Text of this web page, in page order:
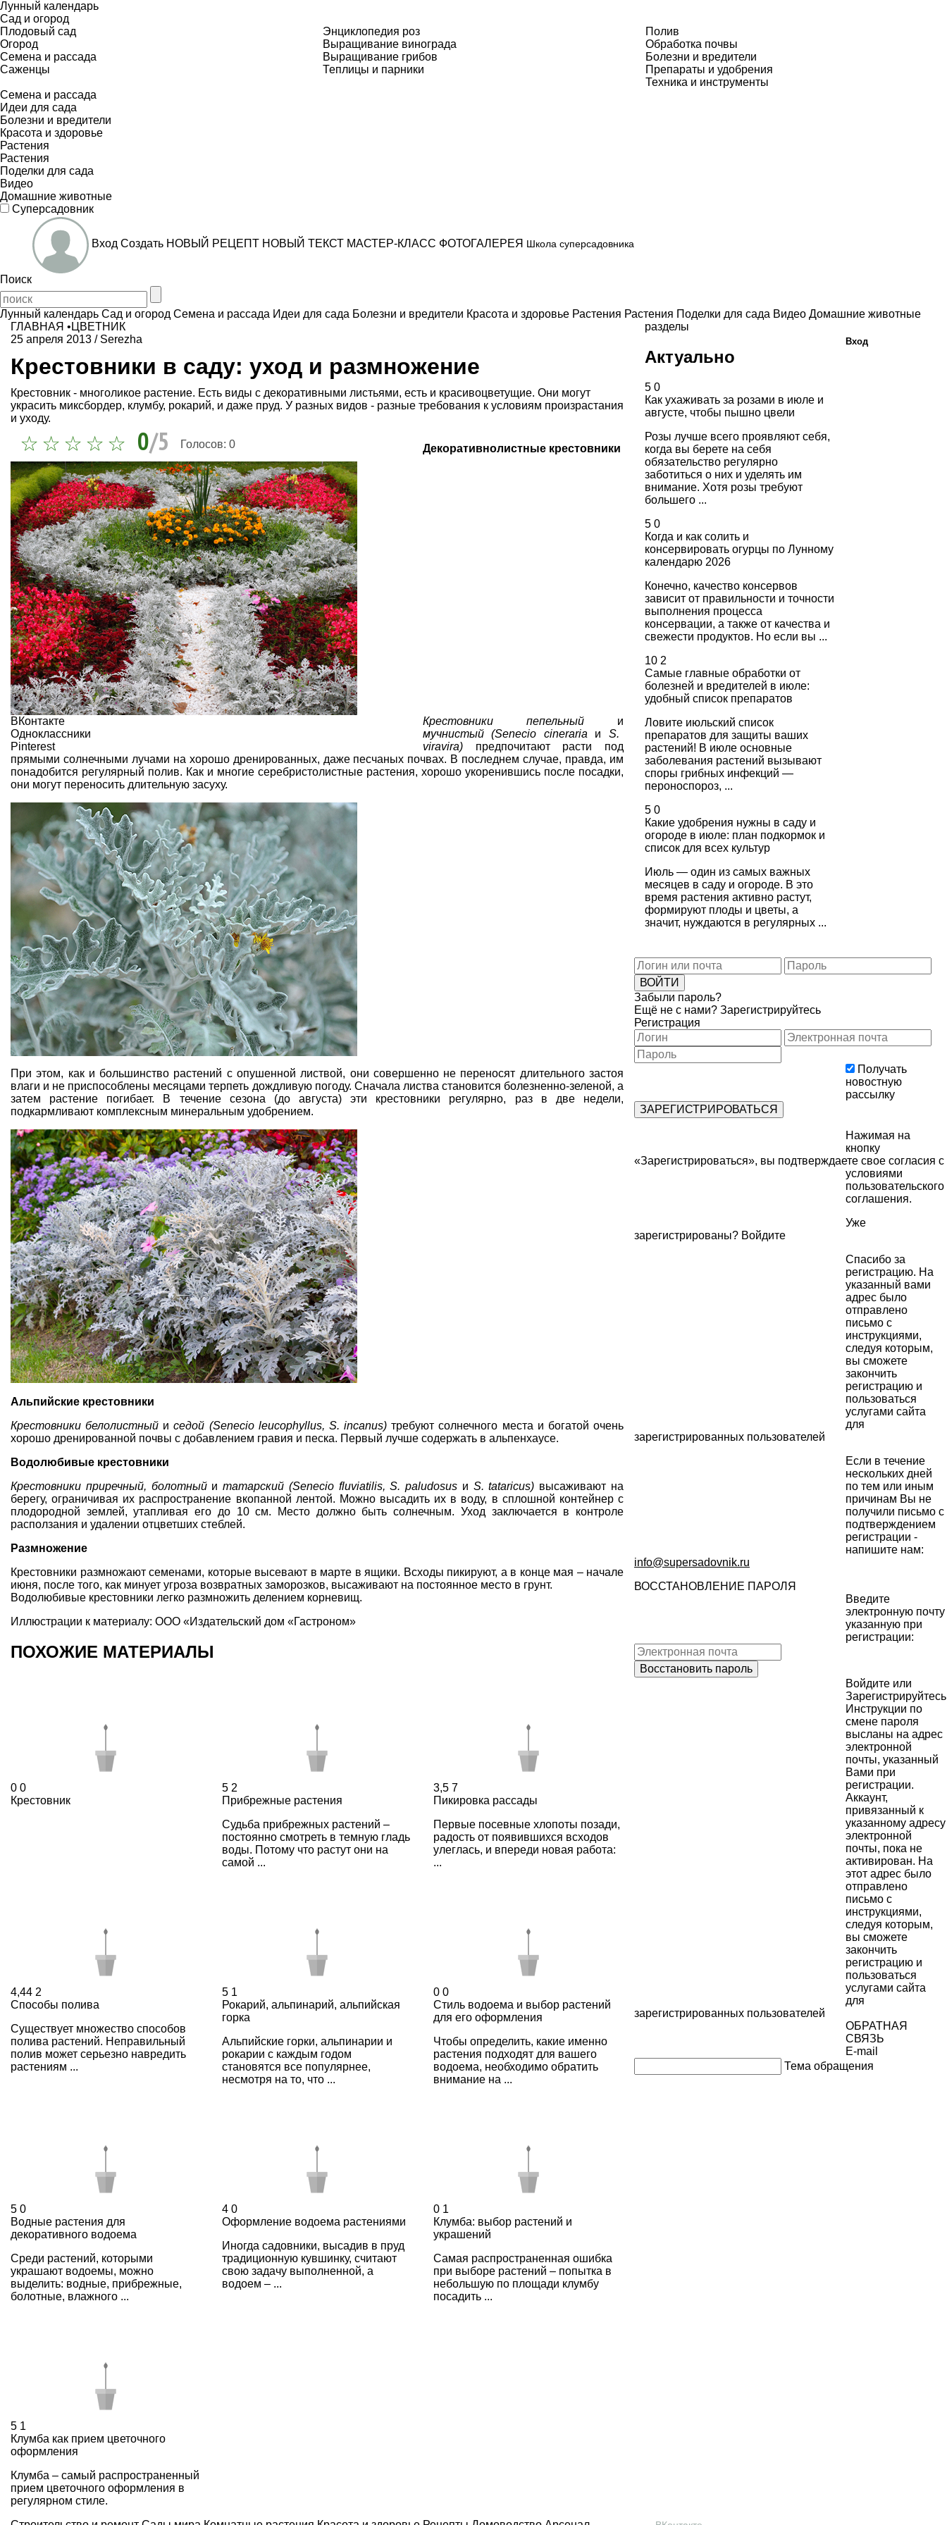
Лунный календарь
Сад и огород
Плодовый сад
Огород
Семена и рассада
Саженцы
Энциклопедия роз
Выращивание винограда
Выращивание грибов
Теплицы и парники
Полив
Обработка почвы
Болезни и вредители
Препараты и удобрения
Техника и инструменты
Семена и рассада
Идеи для сада
Болезни и вредители
Красота и здоровье
Растения
Растения
Поделки для сада
Видео
Домашние животные
Суперсадовник
Вход Создать НОВЫЙ РЕЦЕПТ НОВЫЙ ТЕКСТ МАСТЕР-КЛАСС ФОТОГАЛЕРЕЯ Школа суперсадовника
Поиск
Лунный календарь Сад и огород Семена и рассада Идеи для сада Болезни и вредители Красота и здоровье Растения Растения Поделки для сада Видео Домашние животные
ГЛАВНАЯ • ЦВЕТНИК
25 апреля 2013 / Serezha
Крестовники в саду: уход и размножение
Крестовник - многоликое растение. Есть виды с декоративными листьями, есть и красивоцветущие. Они могут
украсить миксбордер, клумбу, рокарий, и даже пруд. У разных видов - разные требования к условиям произрастания
и уходу.
0/5 Голосов: 0
ВКонтакте
Одноклассники
Pinterest
Декоративнолистные крестовники
Крестовники пепельный и
мучнистый (Senecio cinerariaи S.
viravira)предпочитают расти под
прямыми солнечными лучами на хорошо дренированных, даже песчаных почвах. В последнем случае, правда, им
понадобится регулярный полив. Как и многие серебристолистные растения, хорошо укоренившись после посадки,
они могут переносить длительную засуху.
При этом, как и большинство растений с опушенной листвой, они совершенно не переносят длительного застоя
влаги и не приспособлены месяцами терпеть дождливую погоду. Сначала листва становится болезненно-зеленой, а
затем растение погибает. В течение сезона (до августа) эти крестовники регулярно, раз в две недели,
подкармливают комплексным минеральным удобрением.
Альпийские крестовники
Крестовники белолистный иседой (Senecio leucophyllus, S. incanus) требуют солнечного места и богатой очень
хорошо дренированной почвы с добавлением гравия и песка. Первый лучше содержать в альпенхаусе.
Водолюбивые крестовники
Крестовники приречный, болотныйитатарский (Senecio fluviatilis, S. paludosus и S. tataricus) высаживают на
берегу, ограничивая их распространение вкопанной лентой. Можно высадить их в воду, в сплошной контейнер с
плодородной землей, утапливая его до 10 см. Место должно быть солнечным. Уход заключается в контроле
расползания и удалении отцветших стеблей.
Размножение
Крестовники размножают семенами, которые высевают в марте в ящики. Всходы пикируют, а в конце мая – начале
июня, после того, как минует угроза возвратных заморозков, высаживают на постоянное место в грунт.
Водолюбивые крестовники легко размножить делением корневищ.
Иллюстрации к материалу: ООО «Издательский дом «Гастроном»
ПОХОЖИЕ МАТЕРИАЛЫ
0 0
Крестовник
5 2
Прибрежные растения
Судьба прибрежных растений –
постоянно смотреть в темную гладь
воды. Потому что растут они на
самой ...
3,5 7
Пикировка рассады
Первые посевные хлопоты позади,
радость от появившихся всходов
улеглась, и впереди новая работа:
...
4,44 2
Способы полива
Существует множество способов
полива растений. Неправильный
полив может серьезно навредить
растениям ...
5 1
Рокарий, альпинарий, альпийская
горка
Альпийские горки, альпинарии и
рокарии с каждым годом
становятся все популярнее,
несмотря на то, что ...
0 0
Стиль водоема и выбор растений
для его оформления
Чтобы определить, какие именно
растения подходят для вашего
водоема, необходимо обратить
внимание на ...
5 0
Водные растения для
декоративного водоема
Среди растений, которыми
украшают водоемы, можно
выделить: водные, прибрежные,
болотные, влажного ...
4 0
Оформление водоема растениями
Иногда садовники, высадив в пруд
традиционную кувшинку, считают
свою задачу выполненной, а
водоем – ...
0 1
Клумба: выбор растений и
украшений
Самая распространенная ошибка
при выборе растений – попытка в
небольшую по площади клумбу
посадить ...
5 1
Клумба как прием цветочного
оформления
Клумба – самый распространенный
прием цветочного оформления в
регулярном стиле.
разделы
Актуально
5 0
Как ухаживать за розами в июле и
августе, чтобы пышно цвели
Розы лучше всего проявляют себя,
когда вы берете на себя
обязательство регулярно
заботиться о них и уделять им
внимание. Хотя розы требуют
большего ...
5 0
Когда и как солить и
консервировать огурцы по Лунному
календарю 2026
Конечно, качество консервов
зависит от правильности и точности
выполнения процесса
консервации, а также от качества и
свежести продуктов. Но если вы ...
10 2
Самые главные обработки от
болезней и вредителей в июле:
удобный список препаратов
Ловите июльский список
препаратов для защиты ваших
растений! В июле основные
заболевания растений вызывают
споры грибных инфекций —
пероноспороз, ...
5 0
Какие удобрения нужны в саду и
огороде в июле: план подкормок и
список для всех культур
Июль — один из самых важных
месяцев в саду и огороде. В это
время растения активно растут,
формируют плоды и цветы, а
значит, нуждаются в регулярных ...
Вход
Забыли пароль?
Ещё не с нами? Зарегистрируйтесь
Регистрация
Получать
новостную
рассылку
Нажимая на
кнопку
«Зарегистрироваться», вы подтверждаете свое согласия с
условиями
пользовательского
соглашения.
Уже
зарегистрированы? Войдите
Спасибо за
регистрацию. На
указанный вами
адрес было
отправлено
письмо с
инструкциями,
следуя которым,
вы сможете
закончить
регистрацию и
пользоваться
услугами сайта
для
зарегистрированных пользователей
Если в течение
нескольких дней
по тем или иным
причинам Вы не
получили письмо с
подтверждением
регистрации -
напишите нам:
info@supersadovnik.ru
ВОССТАНОВЛЕНИЕ ПАРОЛЯ
Введите
электронную почту
указанную при
регистрации:
Войдите или
Зарегистрируйтесь
Инструкции по
смене пароля
высланы на адрес
электронной
почты, указанный
Вами при
регистрации.
Аккаунт,
привязанный к
указанному адресу
электронной
почты, пока не
активирован. На
этот адрес было
отправлено
письмо с
инструкциями,
следуя которым,
вы сможете
закончить
регистрацию и
пользоваться
услугами сайта
для
зарегистрированных пользователей
ОБРАТНАЯ
СВЯЗЬ
E-mail
Тема обращения